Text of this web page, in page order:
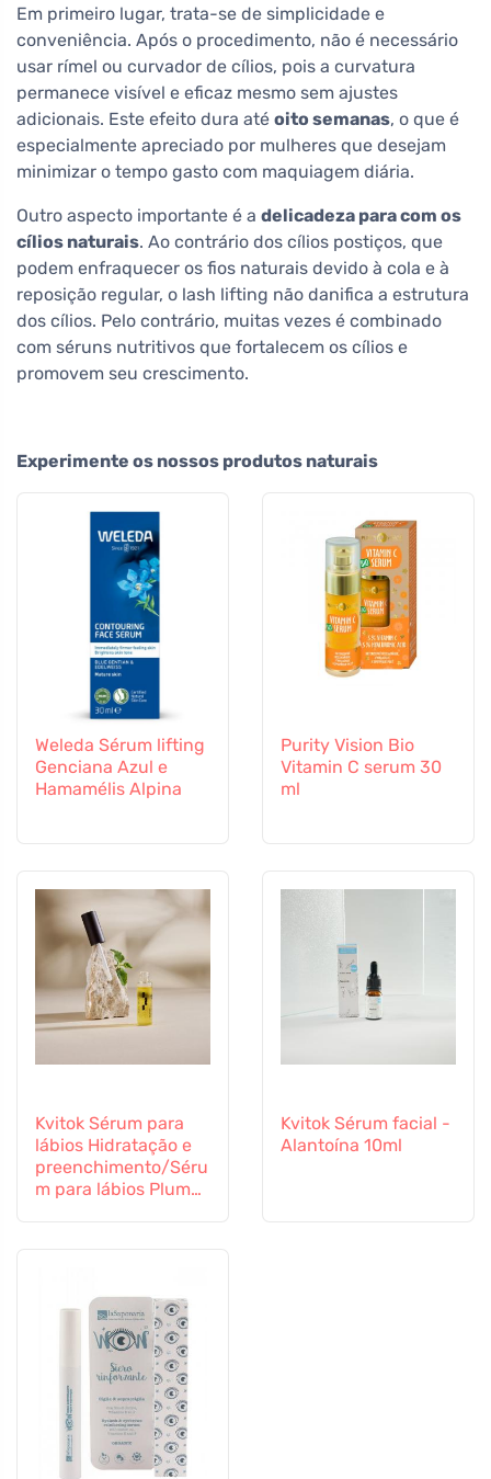
Em primeiro lugar, trata-se de simplicidade e
conveniência. Após o procedimento, não é necessário
usar rímel ou curvador de cílios, pois a curvatura
permanece visível e eficaz mesmo sem ajustes
adicionais. Este efeito dura até oito semanas, o que é
especialmente apreciado por mulheres que desejam
minimizar o tempo gasto com maquiagem diária.
Outro aspecto importante é a delicadeza para com os
cílios naturais. Ao contrário dos cílios postiços, que
podem enfraquecer os fios naturais devido à cola e à
reposição regular, o lash lifting não danifica a estrutura
dos cílios. Pelo contrário, muitas vezes é combinado
com séruns nutritivos que fortalecem os cílios e
promovem seu crescimento.
Experimente os nossos produtos naturais
Weleda Sérum lifting
Genciana Azul e
Hamamélis Alpina
Purity Vision Bio
Vitamin C serum 30
ml
Kvitok Sérum para
lábios Hidratação e
preenchimento/Séru
m para lábios Plump
Kvitok Sérum facial -
Alantoína 10ml